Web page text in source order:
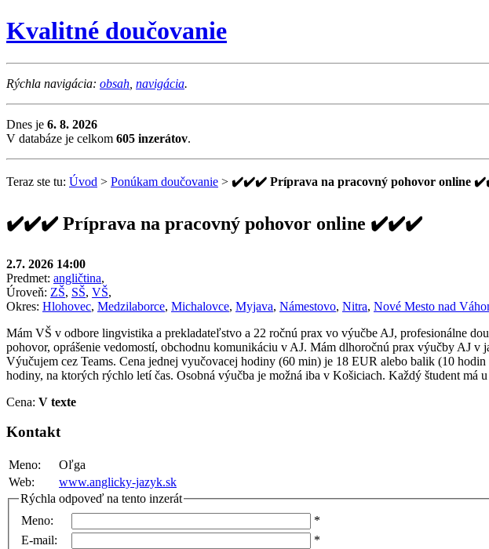
Kvalitné doučovanie
Rýchla navigácia: obsah navigácia.
Dnes je 6. 8. 2026
V databáze je celkom 605 inzerátov.
Teraz ste tu: Úvod > Ponúkam doučovanie > ✔️✔️✔️ Príprava na pracovný pohovor online
✔️✔️✔️ Príprava na pracovný pohovor online ✔️✔️✔️
2.7. 2026 14:00
Predmet: angličtina,
Úroveň: ZŠ, SŠ, VŠ,
Okres: Hlohovec, Medzilaborce, Michalovce, Myjava, Námestovo, Nitra, Nové Mesto nad
Mám VŠ v odbore lingvistika a prekladateľstvo a 22 ročnú prax vo výučbe AJ, profesionálne
pohovor, oprášenie vedomostí, obchodnu komunikáciu v AJ. Mám dlhoročnú prax výučby AJ
Výučujem cez Teams. Cena jednej vyučovacej hodiny (60 min) je 18 EUR alebo balik (10
hodiny, na ktorých rýchlo letí čas. Osobná výučba je možná iba v Košiciach. Každý študent má
Cena: V texte
Kontakt
Meno:
Oľga
Web:
www.anglicky-jazyk.sk
Rýchla odpoveď na tento inzerát
Meno:
*
E-mail:
*